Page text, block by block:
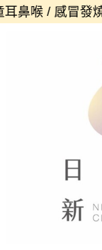
鼻喉 / 感冒發